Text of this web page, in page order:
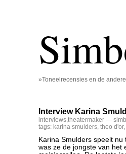
»Toneelrecensies en de
Interview Karina
interviews,theatermaker —
tags: karina smulders, theo d'or,
Karina Smulders speelt
was ze de jongste van het